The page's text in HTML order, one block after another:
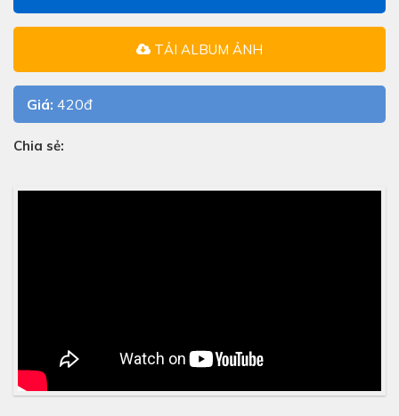
TẢI ALBUM ẢNH
Giá: 420đ
Chia sẻ: